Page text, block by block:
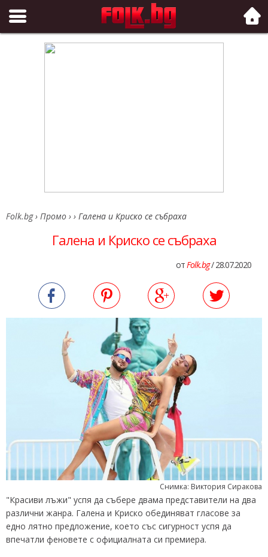
Folk.bg
Folk.bg › Промо › › Галена и Криско се събраха
Галена и Криско се събраха
отFolk.bg/ 28.07.2020
Снимка: Виктория Сиракова
"Красиви лъжи" успя да събере двама представители на два
различни жанра. Галена и Криско обединяват гласове за
едно лятно предложение, което със сигурност успя да
впечатли феновете с официалната си премиера.